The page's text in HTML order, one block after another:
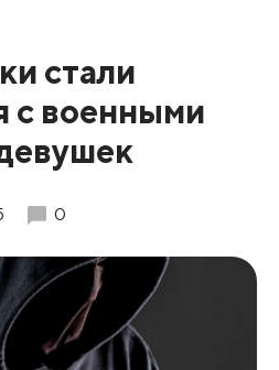
стали
с военными
0